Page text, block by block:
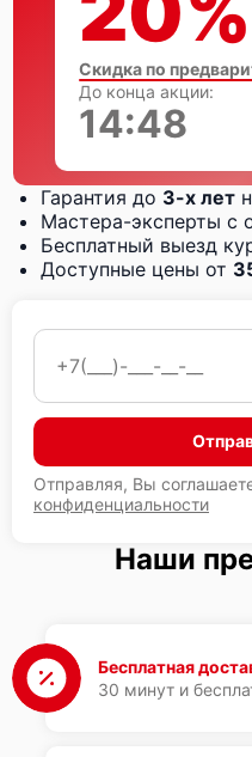
Гарантия до 3-х лет
Мастера-эксперты с
Бесплатный выезд
Доступные цены от
Отправляя, Вы
конфиденциальности
Скидка по
До конца акции:
14:47
Наши
Бесплатная
30 минут и